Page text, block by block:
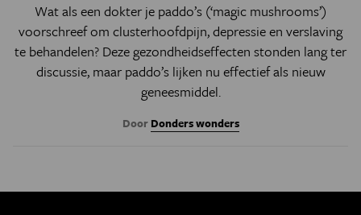
Wat als een dokter je paddo’s (‘magic mushrooms’)
voorschreef om clusterhoofdpijn, depressie en verslaving
te behandelen? Deze gezondheidseffecten stonden lang ter
discussie, maar paddo’s lijken nu effectief als nieuw
geneesmiddel.
Door Donders wonders